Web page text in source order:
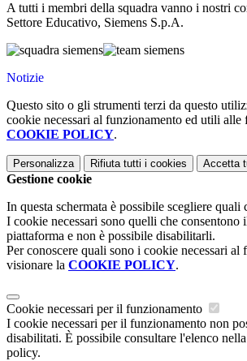
A tutti i membri della squadra vanno i nostri
Settore Educativo, Siemens S.p.A.
Notizie
Questo sito o gli strumenti terzi da questo
cookie necessari al funzionamento ed utili alle
COOKIE POLICY.
Personalizza Rifiuta tutti i cookies Accetta
Gestione cookie
In questa schermata è possibile scegliere quali
I cookie necessari sono quelli che consentono
piattaforma e non è possibile disabilitarli.
Per conoscere quali sono i cookie necessari al
visionare la COOKIE POLICY.
Cookie necessari per il funzionamento
I cookie necessari per il funzionamento non
disabilitati. È possibile consultare l'elenco
policy.